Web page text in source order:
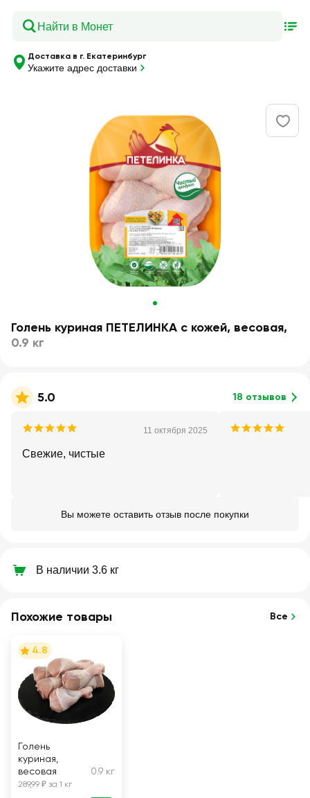
Доставка в г. Екатеринбург
Укажите адрес доставки
Голень куриная ПЕТЕЛИНКА с кожей, весовая,
0.9 кг
5.0 18 отзывов
11 октября 2025
Свежие, чистые
Вы можете оставить отзыв после покупки
В наличии 3.6 кг
Похожие товары Все
4.8
Голень
куриная,
весовая
0.9 кг
289,99 ₽ за 1 кг